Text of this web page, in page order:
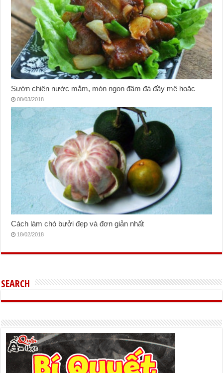
Sườn chiên nước mắm, món ngon đậm đà đầy mê hoặc
08/03/2018
Cách làm chó bưởi đẹp và đơn giản nhất
18/02/2018
SEARCH